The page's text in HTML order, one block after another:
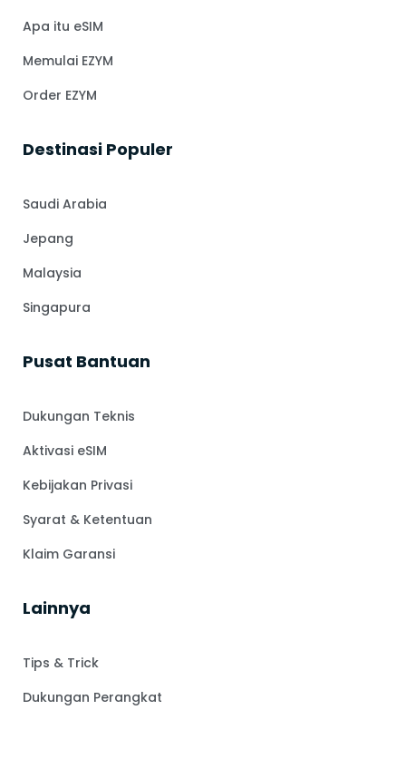
Apa itu eSIM
Memulai EZYM
Order EZYM
⁠Destinasi Populer
Saudi Arabia
Jepang
Malaysia
Singapura
Pusat Bantuan
Dukungan Teknis
Aktivasi eSIM
Kebijakan Privasi
Syarat & Ketentuan
Klaim Garansi
Lainnya
Tips & Trick
Dukungan Perangkat